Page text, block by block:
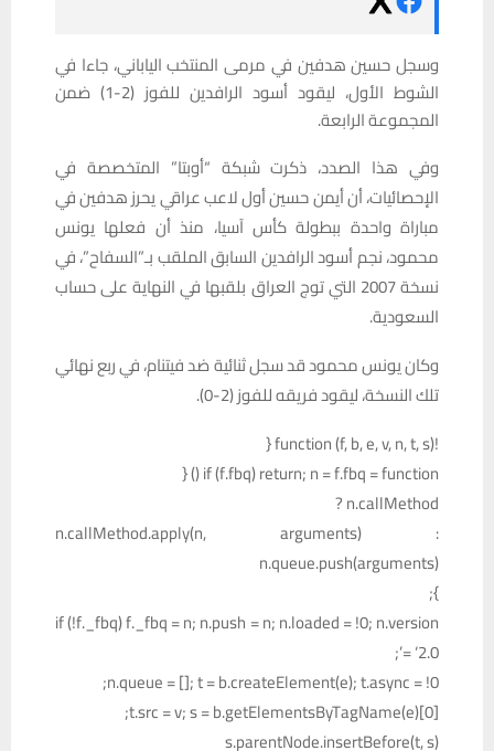
وسجل حسين هدفين في مرمى المنتخب الياباني، جاءا في
الشوط الأول، ليقود أسود الرافدين للفوز (2-1) ضمن
المجموعة الرابعة.
وفي هذا الصدد، ذكرت شبكة “أوبتا” المتخصصة في
الإحصائيات، أن أيمن حسين أول لاعب عراقي يحرز هدفين في
مباراة واحدة ببطولة كأس آسيا، منذ أن فعلها يونس
محمود، نجم أسود الرافدين السابق الملقب بـ”السفاح”، في
نسخة 2007 التي توج العراق بلقبها في النهاية على حساب
السعودية.
وكان يونس محمود قد سجل ثنائية ضد فيتنام، في ربع نهائي
تلك النسخة، ليقود فريقه للفوز (2-0).
!function (f, b, e, v, n, t, s) {
if (f.fbq) return; n = f.fbq = function () {
n.callMethod ?
n.callMethod.apply(n, arguments) :
n.queue.push(arguments)
};
if (!f._fbq) f._fbq = n; n.push = n; n.loaded = !0; n.version
= ‘2.0’;
n.queue = []; t = b.createElement(e); t.async = !0;
t.src = v; s = b.getElementsByTagName(e)[0];
s.parentNode.insertBefore(t, s)